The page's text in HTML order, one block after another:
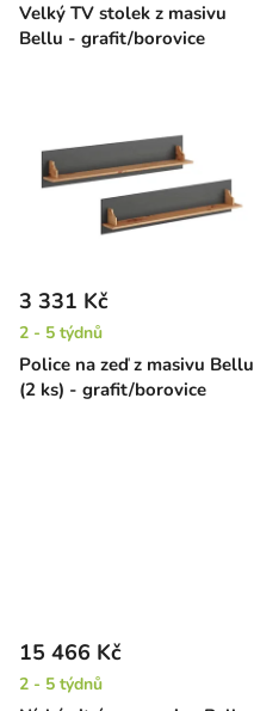
Velký TV stolek z masivu
Bellu - grafit/borovice
Police na zeď z masivu Bellu
(2 ks) - grafit/borovice
3 331 Kč
2 - 5 týdnů
15 466 Kč
2 - 5 týdnů